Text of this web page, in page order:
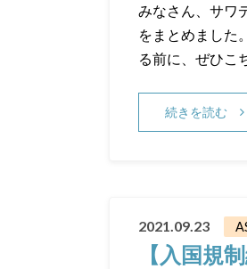
みなさん、サワ
をまとめました
る前に、ぜひこ
続きを読む
2021.09.23
【入国規